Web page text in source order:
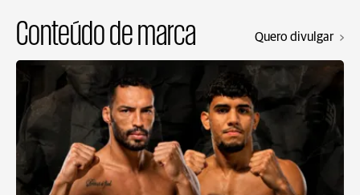
Conteúdo de marca Quero divulgar